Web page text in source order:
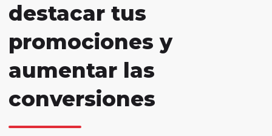
destacar tus
promociones y
aumentar las
conversiones